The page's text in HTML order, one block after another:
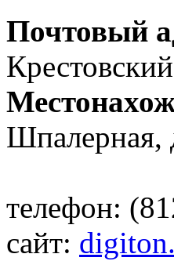
Почтовый
Шпалерная,
телефон:
сайт: